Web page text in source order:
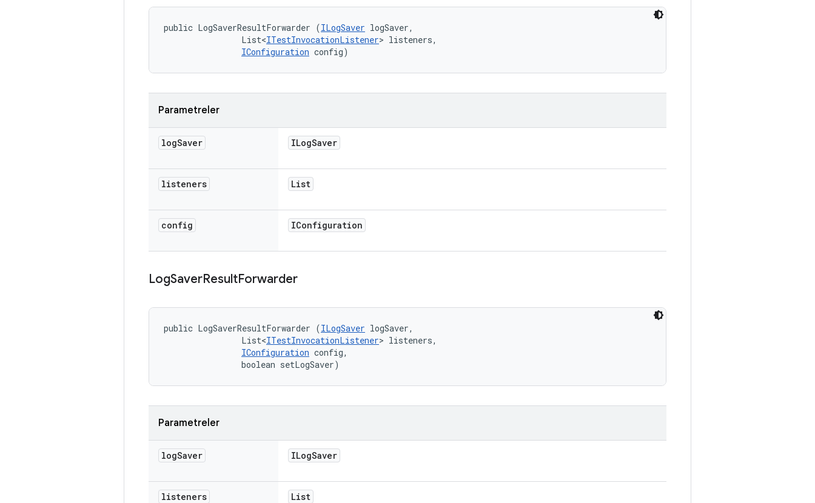
public LogSaverResultForwarder (ILogSaver logSaver,
                List<
ITestInvocationListener> listeners,
IConfiguration config)
Parametreler
logSaver ILogSaver
listeners List
config IConfiguration
LogSaverResultForwarder
public LogSaverResultForwarder (ILogSaver logSaver,
                List<
ITestInvocationListener> listeners,
IConfiguration config,
                boolean setLogSaver)
Parametreler
logSaver ILogSaver
listeners List